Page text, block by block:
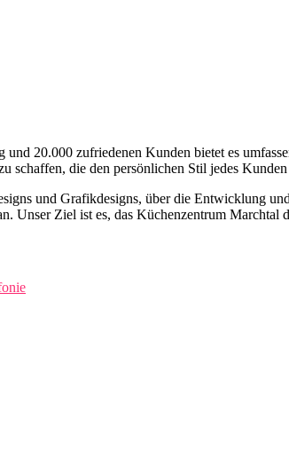
20.000 zufriedenen Kunden bietet es
schaffen, die den persönlichen Stil jedes
und Grafikdesigns, über die Entwicklung
Ziel ist es, das Küchenzentrum Marchtal